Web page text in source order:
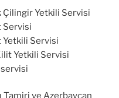
Çilingir Yetkili Servisi
Servisi
Yetkili Servisi
Yetkili Servisi
Tamiri ve Azerbaycan